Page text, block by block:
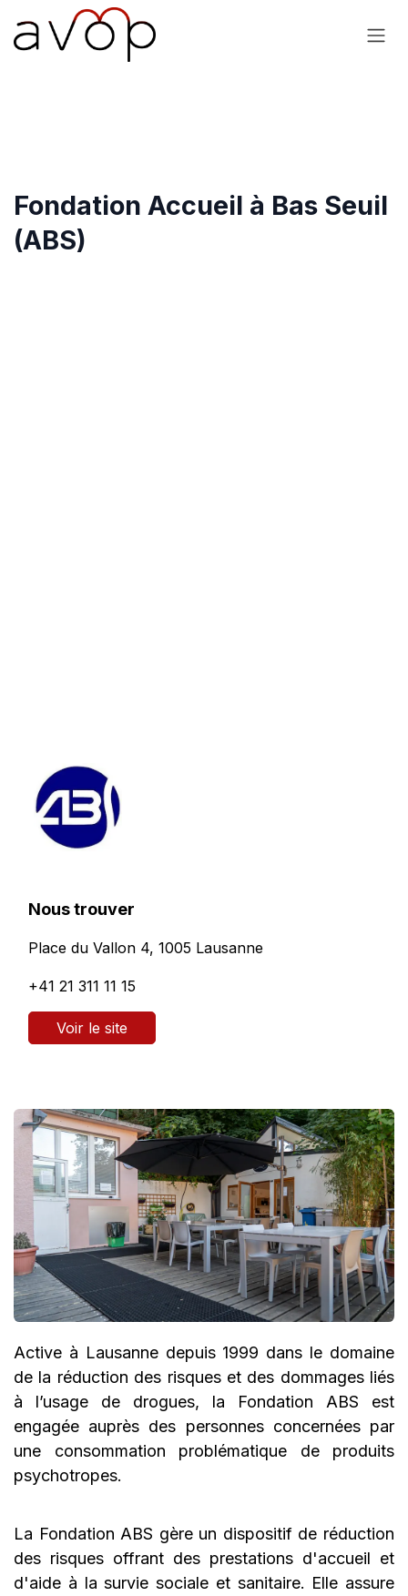
Se rendre au contenu
Fondation Accueil à Bas Seuil
(ABS)
Nous trouver
Place du Vallon 4, 1005 Lausanne
+41 21 311 11 15
Voir le site
Active à Lausanne depuis 1999 dans le domaine
de la réduction des risques et des dommages liés
à l’usage de drogues, la Fondation ABS est
engagée auprès des personnes concernées par
une consommation problématique de produits
psychotropes.
La Fondation ABS gère un dispositif de réduction
des risques offrant des prestations d'accueil et
d'aide à la survie sociale et sanitaire. Elle assure